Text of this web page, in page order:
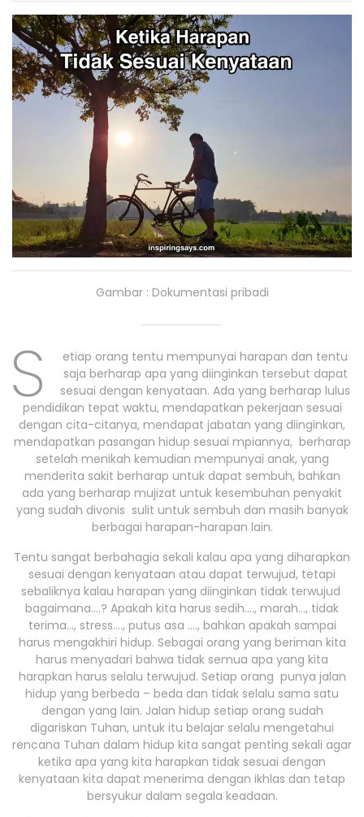
Gambar : Dokumentasi pribadi
S
etiap orang tentu mempunyai harapan dan tentu
saja berharap apa yang diinginkan tersebut dapat
sesuai dengan kenyataan. Ada yang berharap lulus
pendidikan tepat waktu, mendapatkan pekerjaan sesuai
dengan cita-citanya, mendapat jabatan yang diinginkan,
mendapatkan pasangan hidup sesuai mpiannya, berharap
setelah menikah kemudian mempunyai anak, yang
menderita sakit berharap untuk dapat sembuh, bahkan
ada yang berharap mujizat untuk kesembuhan penyakit
yang sudah divonis sulit untuk sembuh dan masih banyak
berbagai harapan-harapan lain.
Tentu sangat berbahagia sekali kalau apa yang diharapkan
sesuai dengan kenyataan atau dapat terwujud, tetapi
sebaliknya kalau harapan yang diinginkan tidak terwujud
bagaimana….? Apakah kita harus sedih…., marah…, tidak
terima…, stress…., putus asa …., bahkan apakah sampai
harus mengakhiri hidup. Sebagai orang yang beriman kita
harus menyadari bahwa tidak semua apa yang kita
harapkan harus selalu terwujud. Setiap orang punya jalan
hidup yang berbeda – beda dan tidak selalu sama satu
dengan yang lain. Jalan hidup setiap orang sudah
digariskan Tuhan, untuk itu belajar selalu mengetahui
rencana Tuhan dalam hidup kita sangat penting sekali agar
ketika apa yang kita harapkan tidak sesuai dengan
kenyataan kita dapat menerima dengan ikhlas dan tetap
bersyukur dalam segala keadaan.